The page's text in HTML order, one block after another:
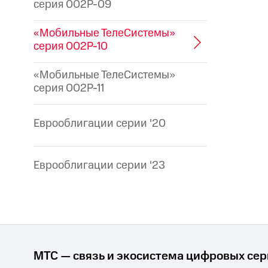
серия 002P-09
«Мобильные ТелеСистемы»
серия 002P-10
«Мобильные ТелеСистемы»
серия 002P-11
Еврооблигации серии '20
Еврооблигации серии '23
МТС — связь и экосистема цифровых